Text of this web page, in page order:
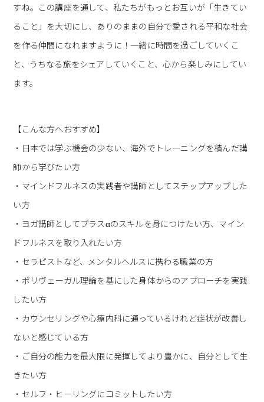
すね。この講座を通して、私たちがもっとお互いが「生きてい
ること」を大切にし、ありのままの自分で愛される平和な社会
を作る仲間になれますように！一緒に時間を過ごしていくこ
と、うちなる旅をシェアしていくこと、心から楽しみにしてい
ます。
【こんな方へおすすめ】
・日本では学ぶ機会の少ない、海外でトレーニングを積んだ講
師から学びたい方
・マインドフルネスの実践者や講師としてステップアップした
い方
・ヨガ講師としてプラスαのスキルを身につけたい方、マイン
ドフルネスを取り入れたい方
・セラピストなど、メンタルヘルスに携わる職業の方
・ポリヴェーガル理論を基にした身体からのアプローチを実践
したい方
・カウンセリングや心療内科に通っているけれど症状が改善し
ないと感じている方
・ご自分の能力を最大限に発揮してより豊かに、自分として生
きたい方
・セルフ・ヒーリングにコミットしたい方